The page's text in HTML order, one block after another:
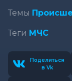
Темы
Теги МЧС
Поделиться
в Vk